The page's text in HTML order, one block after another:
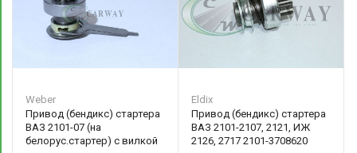
Weber
Привод (бендикс) стартера
ВАЗ 2101-07 (на
белорус.стартер) с вилкой
Eldix
Привод (бендикс) стартера
ВАЗ 2101-2107, 2121, ИЖ
2126, 2717 2101-3708620